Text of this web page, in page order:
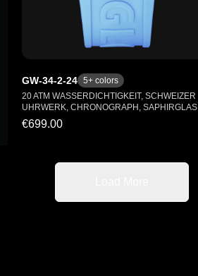
GW-34-2-24 5+ colors
20 ATM WASSERDICHTIGKEIT, SCHWEIZER
UHRWERK, CHRONOGRAPH, SAPHIRGLAS
€699.00